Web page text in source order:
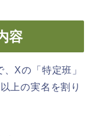
容
Xの「特定班」
上の実名を割り